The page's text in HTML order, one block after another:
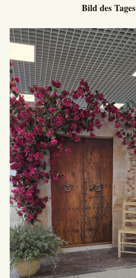
Bild des Tages